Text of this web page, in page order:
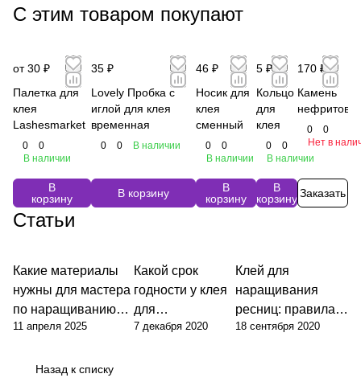
С этим товаром покупают
от 30 ₽
Палетка для
клея
Lashesmarket
0
0
В наличии
В
корзину
35 ₽
Lovely Пробка с
иглой для клея
временная
0 0 В наличии
В корзину
46 ₽
Носик для
клея
сменный
0
0
В наличии
В
корзину
5 ₽
Кольцо
для
клея
0
0
В наличии
В
корзину
170 ₽
Камень
0
0
Нет в
Заказать
Статьи
Какие материалы
нужны для мастера
по наращиванию
ресниц?
11 апреля 2025
Какой срок
годности у клея
для
наращивания
7 декабря 2020
Клей для
наращивания
ресниц: правила
работы и
18 сентября 2020
Назад к списку